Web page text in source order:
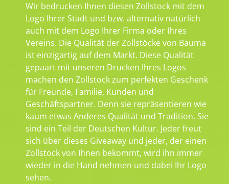
Wir bedrucken Ihnen diesen Zollstock mit dem
Logo Ihrer Stadt und bzw. alternativ natürlich
auch mit dem Logo Ihrer Firma oder Ihres
Vereins. Die Qualität der Zollstöcke von Bauma
ist einzigartig auf dem Markt. Diese Qualität
gepaart mit unseren Drucken Ihres Logos
machen den Zollstock zum perfekten Geschenk
für Freunde, Familie, Kunden und
Geschäftspartner. Denn sie repräsentieren wie
kaum etwas Anderes Qualität und Tradition. Sie
sind ein Teil der Deutschen Kultur. Jeder freut
sich über dieses Giveaway und jeder, der einen
Zollstock von Ihnen bekommt, wird ihn immer
wieder in die Hand nehmen und dabei Ihr Logo
sehen.